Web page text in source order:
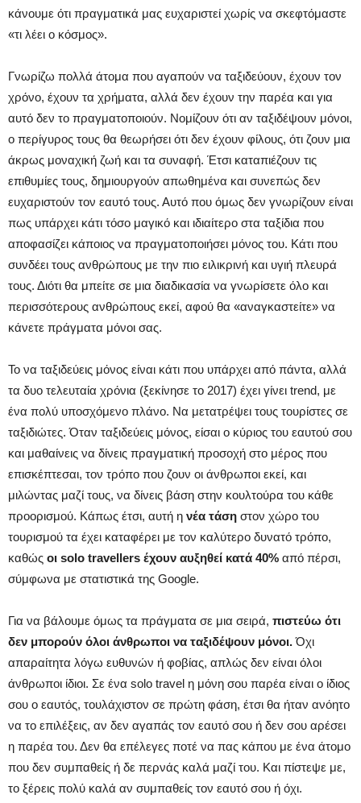
κάνουμε ότι πραγματικά μας ευχαριστεί χωρίς να σκεφτόμαστε
«τι λέει ο κόσμος».
Γνωρίζω πολλά άτομα που αγαπούν να ταξιδεύουν, έχουν τον
χρόνο, έχουν τα χρήματα, αλλά δεν έχουν την παρέα και για
αυτό δεν το πραγματοποιούν. Νομίζουν ότι αν ταξιδέψουν μόνοι,
ο περίγυρος τους θα θεωρήσει ότι δεν έχουν φίλους, ότι ζουν μια
άκρως μοναχική ζωή και τα συναφή. Έτσι καταπιέζουν τις
επιθυμίες τους, δημιουργούν απωθημένα και συνεπώς δεν
ευχαριστούν τον εαυτό τους. Αυτό που όμως δεν γνωρίζουν είναι
πως υπάρχει κάτι τόσο μαγικό και ιδιαίτερο στα ταξίδια που
αποφασίζει κάποιος να πραγματοποιήσει μόνος του. Κάτι που
συνδέει τους ανθρώπους με την πιο ειλικρινή και υγιή πλευρά
τους. Διότι θα μπείτε σε μια διαδικασία να γνωρίσετε όλο και
περισσότερους ανθρώπους εκεί, αφού θα «αναγκαστείτε» να
κάνετε πράγματα μόνοι σας.
Το να ταξιδεύεις μόνος είναι κάτι που υπάρχει από πάντα, αλλά
τα δυο τελευταία χρόνια (ξεκίνησε το 2017) έχει γίνει trend, με
ένα πολύ υποσχόμενο πλάνο. Να μετατρέψει τους τουρίστες σε
ταξιδιώτες. Όταν ταξιδεύεις μόνος, είσαι ο κύριος του εαυτού σου
και μαθαίνεις να δίνεις πραγματική προσοχή στο μέρος που
επισκέπτεσαι, τον τρόπο που ζουν οι άνθρωποι εκεί, και
μιλώντας μαζί τους, να δίνεις βάση στην κουλτούρα του κάθε
προορισμού. Κάπως έτσι, αυτή η νέα τάση στον χώρο του
τουρισμού τα έχει καταφέρει με τον καλύτερο δυνατό τρόπο,
καθώς οι solo travellers έχουν αυξηθεί κατά 40% από πέρσι,
σύμφωνα με στατιστικά της Google.
Για να βάλουμε όμως τα πράγματα σε μια σειρά, πιστεύω ότι
δεν μπορούν όλοι άνθρωποι να ταξιδέψουν μόνοι.Όχι
απαραίτητα λόγω ευθυνών ή φοβίας, απλώς δεν είναι όλοι
άνθρωποι ίδιοι. Σε ένα solo travel η μόνη σου παρέα είναι ο ίδιος
σου ο εαυτός, τουλάχιστον σε πρώτη φάση, έτσι θα ήταν ανόητο
να το επιλέξεις, αν δεν αγαπάς τον εαυτό σου ή δεν σου αρέσει
η παρέα του. Δεν θα επέλεγες ποτέ να πας κάπου με ένα άτομο
που δεν συμπαθείς ή δε περνάς καλά μαζί του. Και πίστεψε με,
το ξέρεις πολύ καλά αν συμπαθείς τον εαυτό σου ή όχι.